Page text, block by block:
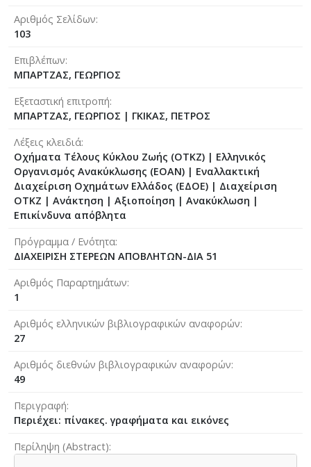
Αριθμός Σελίδων
103
Επιβλέπων
ΜΠΑΡΤΖΑΣ, ΓΕΩΡΓΙΟΣ
Εξεταστική επιτροπή
ΜΠΑΡΤΖΑΣ, ΓΕΩΡΓΙΟΣ | ΓΚΙΚΑΣ, ΠΕΤΡΟΣ
Λέξεις κλειδιά
Οχήματα Τέλους Κύκλου Ζωής (ΟΤΚΖ) | Ελληνικός
Οργανισμός Ανακύκλωσης (ΕΟΑΝ) | Εναλλακτική
Διαχείριση Οχημάτων Ελλάδος (ΕΔΟΕ) | Διαχείριση
ΟΤΚΖ | Ανάκτηση | Αξιοποίηση | Aνακύκλωση |
Επικίνδυνα απόβλητα
Πρόγραμμα / Ενότητα
ΔΙΑΧΕΙΡΙΣΗ ΣΤΕΡΕΩΝ ΑΠΟΒΛΗΤΩΝ-ΔΙΑ 51
Αριθμός Παραρτημάτων
1
Αριθμός ελληνικών βιβλιογραφικών αναφορών
27
Αριθμός διεθνών βιβλιογραφικών αναφορών
49
Περιγραφή
Περιέχει: πίνακες. γραφήματα και εικόνες
Περίληψη (Abstract)